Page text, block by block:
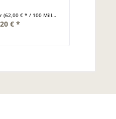
(62,00 € * / 100 Milliliter)
€ *